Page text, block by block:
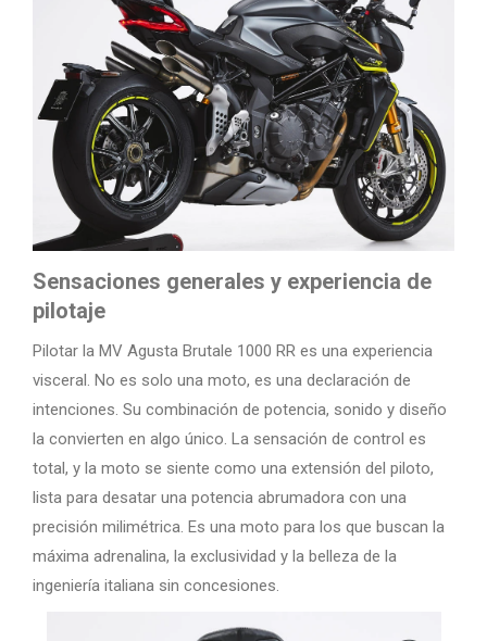
Sensaciones generales y experiencia de
pilotaje
Pilotar la MV Agusta Brutale 1000 RR es una experiencia
visceral. No es solo una moto, es una declaración de
intenciones. Su combinación de potencia, sonido y diseño
la convierten en algo único. La sensación de control es
total, y la moto se siente como una extensión del piloto,
lista para desatar una potencia abrumadora con una
precisión milimétrica. Es una moto para los que buscan la
máxima adrenalina, la exclusividad y la belleza de la
ingeniería italiana sin concesiones.